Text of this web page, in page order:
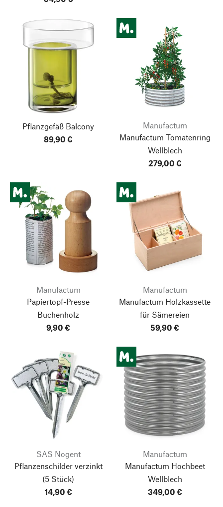
Pflanzgefäß Balcony
89,90 €
Manufactum
Manufactum Tomatenring
Wellblech
279,00 €
Manufactum
Papiertopf-Presse
Buchenholz
9,90 €
Manufactum
Manufactum Holzkassette
für Sämereien
59,90 €
SAS Nogent
Pflanzenschilder verzinkt
(5 Stück)
14,90 €
Manufactum
Manufactum Hochbeet
Wellblech
349,00 €